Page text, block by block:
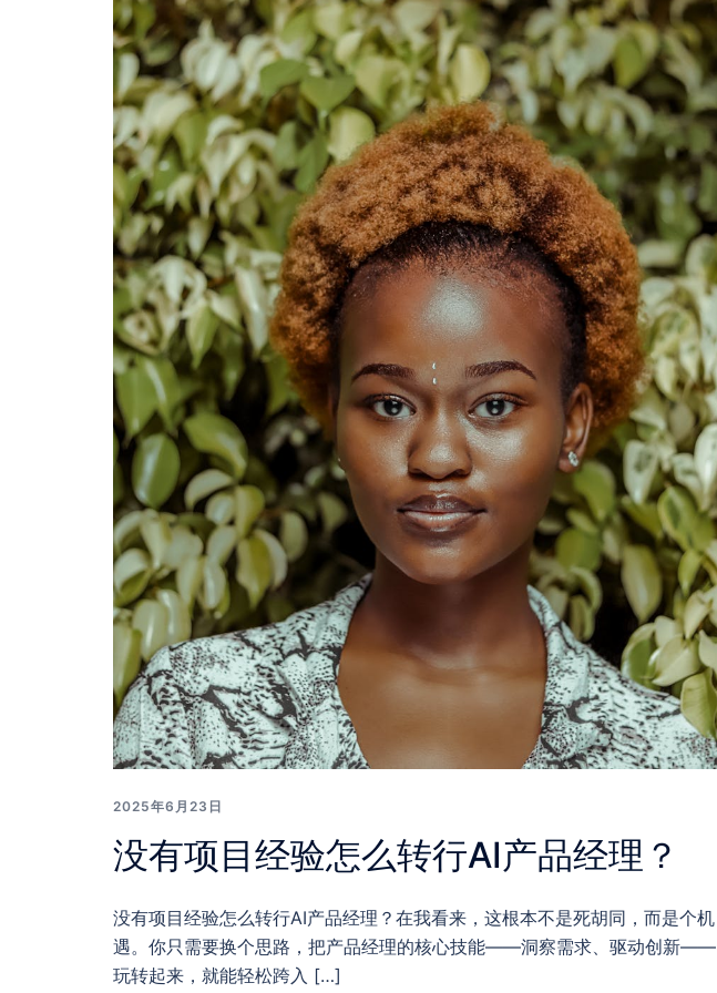
2025年6月23日
没有项目经验怎么转行AI产品经理？
没有项目经验怎么转行AI产品经理？在我看来，这根本不是死胡同，而是个机
遇。你只需要换个思路，把产品经理的核心技能——洞察需求、驱动创新——
玩转起来，就能轻松跨入 […]